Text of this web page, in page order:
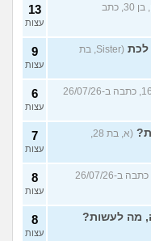
(אלירן, בן 30, כתב
13
עצות
לכת
(Sister, בת
9
עצות
(נערה, בת 16, כתבה ב-26/07/26
6
עצות
(א, בת 28,
7
עצות
(.., בת 21, כתבה ב-26/07/26
8
עצות
מה לעשות? 8
עצות